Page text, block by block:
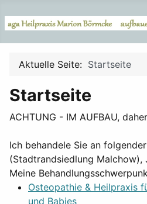
Aktuelle Seite: Startseite
Startseite
ACHTUNG - IM AUFBAU,
Ich behandele Sie an
(Stadtrandsiedlung Malchow),
Meine
Osteopathie & Heilpraxis
und Babies